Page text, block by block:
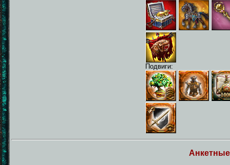
Подвиги: